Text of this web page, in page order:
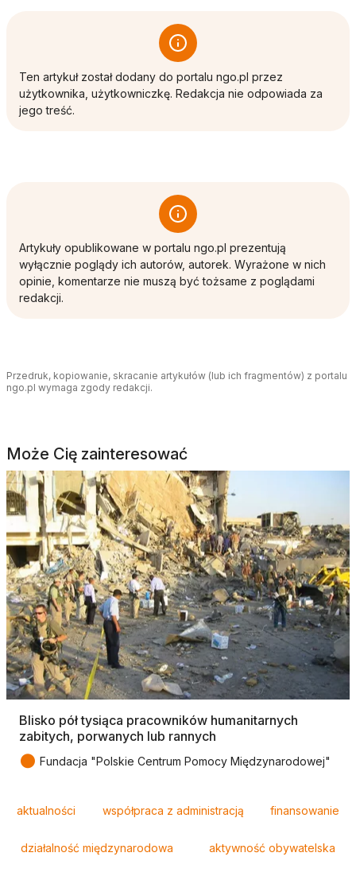
Ten artykuł został dodany do portalu ngo.pl przez
użytkownika, użytkowniczkę. Redakcja nie odpowiada za
jego treść.
Artykuły opublikowane w portalu ngo.pl prezentują
wyłącznie poglądy ich autorów, autorek. Wyrażone w nich
opinie, komentarze nie muszą być tożsame z poglądami
redakcji.
Przedruk, kopiowanie, skracanie artykułów (lub ich fragmentów) z portalu
ngo.pl wymaga zgody redakcji.
Może Cię zainteresować
Blisko pół tysiąca pracowników humanitarnych
zabitych, porwanych lub rannych
● Fundacja "Polskie Centrum Pomocy Międzynarodowej"
aktualności współpraca z administracją finansowanie
działalność międzynarodowa aktywność obywatelska